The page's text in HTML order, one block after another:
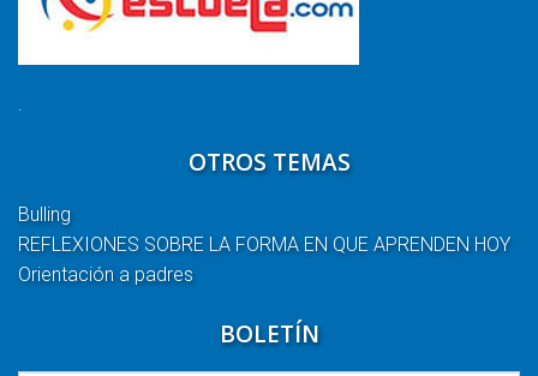
.
OTROS TEMAS
Bulling
REFLEXIONES SOBRE LA FORMA EN QUE APRENDEN HOY
Orientación a padres
BOLETÍN